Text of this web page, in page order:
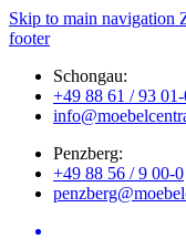
Skip to main navigation
footer
Schongau:
+49 88 61 / 93
Penzberg:
+49 88 56 / 9 00-0